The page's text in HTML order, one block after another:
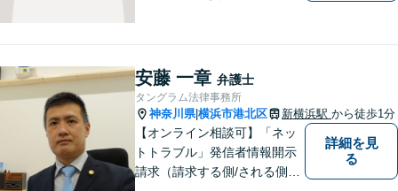
トができるよう全力を尽くし
ます。事務所一丸となって法
律トラブルの解決を目指しま
す。
安藤 一章 弁護士
タングラム法律事務所
神奈川県|横浜市港北区 新横浜駅 から徒歩1分
【オンライン相談可】「ネッ
トトラブル」発信者情報開示
請求（請求する側/される側）
詳細を見
る